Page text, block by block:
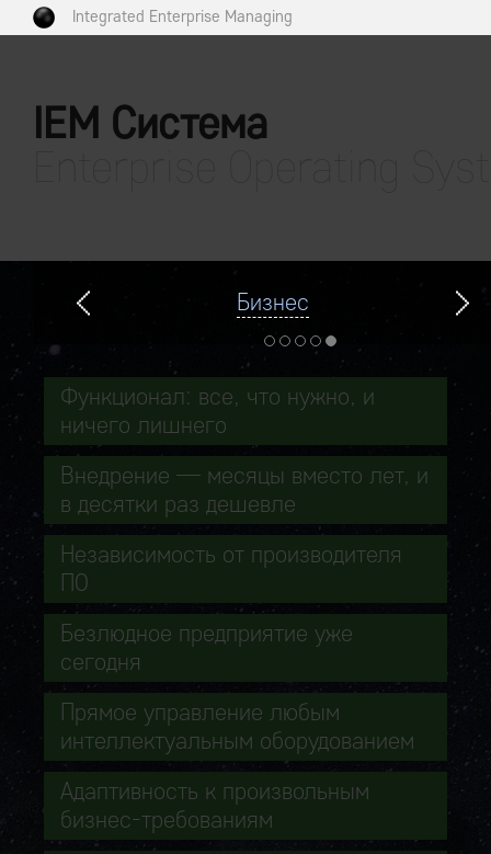
Integrated Enterprise Managing
IEM Система
Бизнес
Функционал: все, что нужно, и
ничего лишнего
Внедрение — месяцы вместо лет, и
в десятки раз дешевле
Независимость от производителя
ПО
Безлюдное предприятие уже
сегодня
Прямое управление любым
интеллектуальным оборудованием
Адаптивность к произвольным
бизнес-требованиям